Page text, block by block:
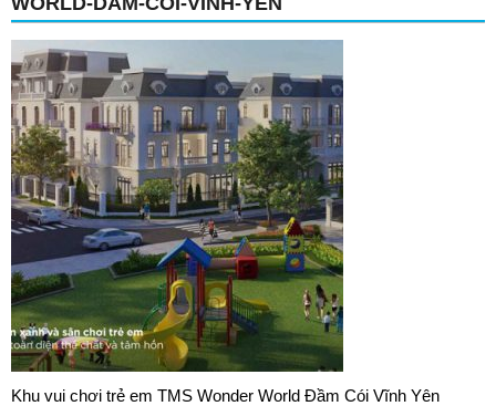
Khu vui chơi trẻ em TMS Wonder World Đầm Cói Vĩnh Yên